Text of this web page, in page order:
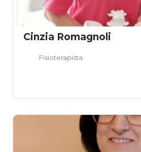
Cinzia Romagnoli
Fisioterapista